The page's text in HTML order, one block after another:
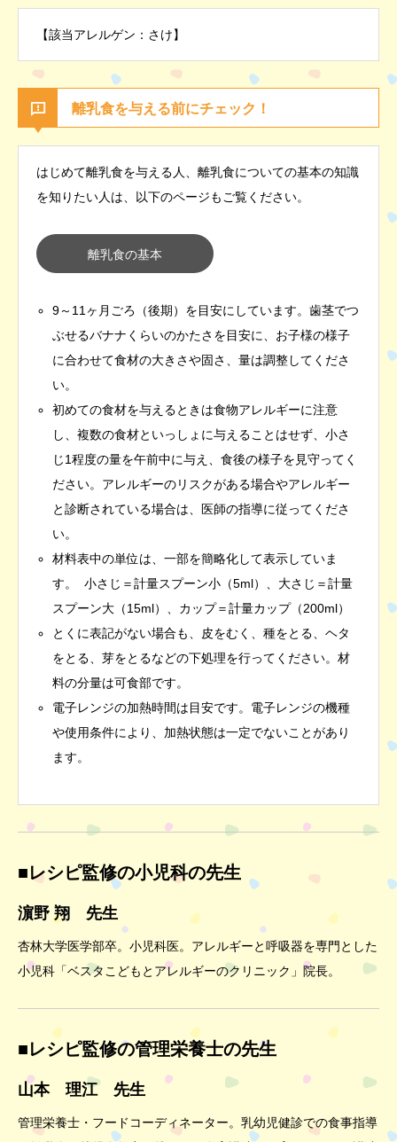
【該当アレルゲン：さけ】
離乳食を与える前にチェック！
はじめて離乳食を与える人、離乳食についての基本の知識
を知りたい人は、以下のページもご覧ください。
離乳食の基本
9～11ヶ月ごろ（後期）を目安にしています。歯茎でつ
ぶせるバナナくらいのかたさを目安に、お子様の様子
に合わせて食材の大きさや固さ、量は調整してくださ
い。
初めての食材を与えるときは食物アレルギーに注意
し、複数の食材といっしょに与えることはせず、小さ
じ1程度の量を午前中に与え、食後の様子を見守ってく
ださい。アレルギーのリスクがある場合やアレルギー
と診断されている場合は、医師の指導に従ってくださ
い。
材料表中の単位は、一部を簡略化して表示していま
す。 小さじ＝計量スプーン小（5ml）、大さじ＝計量
スプーン大（15ml）、カップ＝計量カップ（200ml）
とくに表記がない場合も、皮をむく、種をとる、ヘタ
をとる、芽をとるなどの下処理を行ってください。材
料の分量は可食部です。
電子レンジの加熱時間は目安です。電子レンジの機種
や使用条件により、加熱状態は一定でないことがあり
ます。
■レシピ監修の小児科の先生
濵野 翔 先生
杏林大学医学部卒。小児科医。アレルギーと呼吸器を専門とした
小児科「ベスタこどもとアレルギーのクリニック」院長。
■レシピ監修の管理栄養士の先生
山本 理江 先生
管理栄養士・フードコーディネーター。乳幼児健診での食事指導